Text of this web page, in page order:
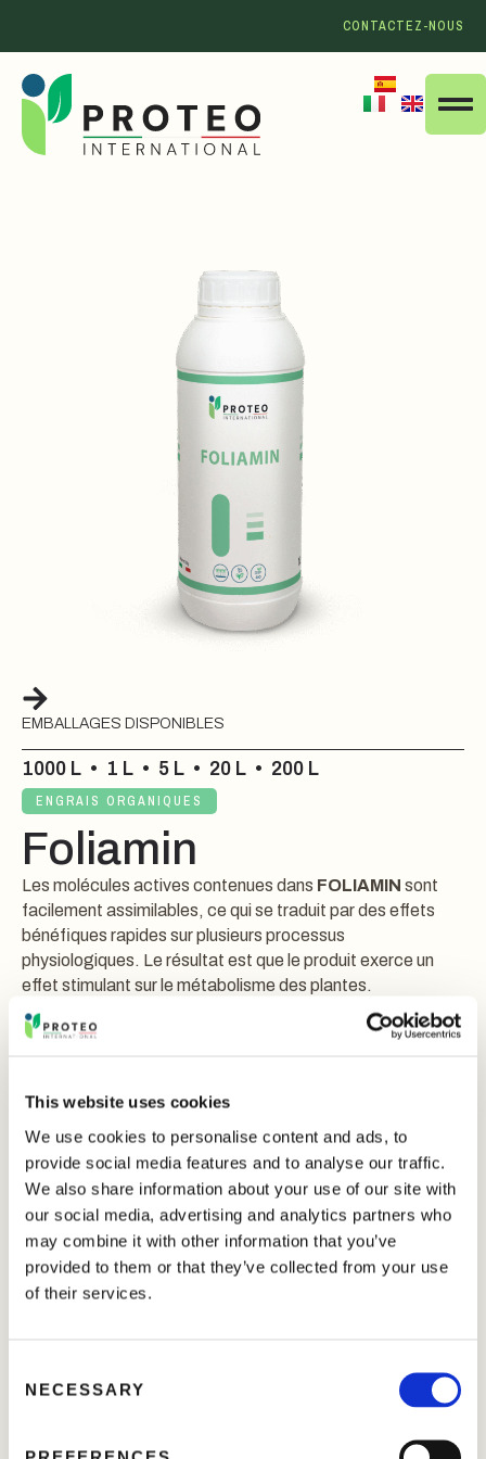
This website uses cookies
We use cookies to personalise content and ads, to
provide social media features and to analyse our traffic.
We also share information about your use of our site with
our social media, advertising and analytics partners who
may combine it with other information that you’ve
provided to them or that they’ve collected from your use
of their services.
NECESSARY
CONTACTEZ-NOUS
1000 L • 1 L • 5 L • 20 L • 200 L
EMBALLAGES DISPONIBLES
ENGRAIS ORGANIQUES
Foliamin
Les molécules actives contenues dans FOLIAMIN sont
facilement assimilables, ce qui se traduit par des effets
bénéfiques rapides sur plusieurs processus
physiologiques. Le résultat est que le produit exerce un
effet stimulant sur le métabolisme des plantes.
Au début du cycle végétatif, le produit a un effet starter, en
favoriser l’allongement cellulaire et l’agrandissement des
organes de réserve, en servant de vecteur de nutriments.
Le produit peut être obtenu par différents procédés de
fabrication et est disponible en plusieurs concentrations.
Efficace en tant que promoteur de croissance
(extension cellulaire)
entraînant un renforcement du métabolisme des
plantes